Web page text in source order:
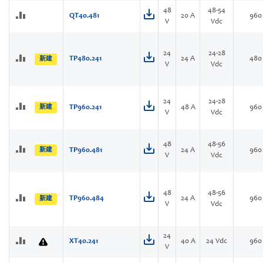
QT40.481
48
V
20 A
48-54
Vdc
960
新建 TP480.241
24
V
24 A
24-28
Vdc
480
新建 TP960.241
24
V
48 A
24-28
Vdc
960
新建 TP960.481
48
V
24 A
48-56
Vdc
960
新建 TP960.484
48
V
24 A
48-56
Vdc
960
XT40.241
24
V
40 A 24 Vdc 960